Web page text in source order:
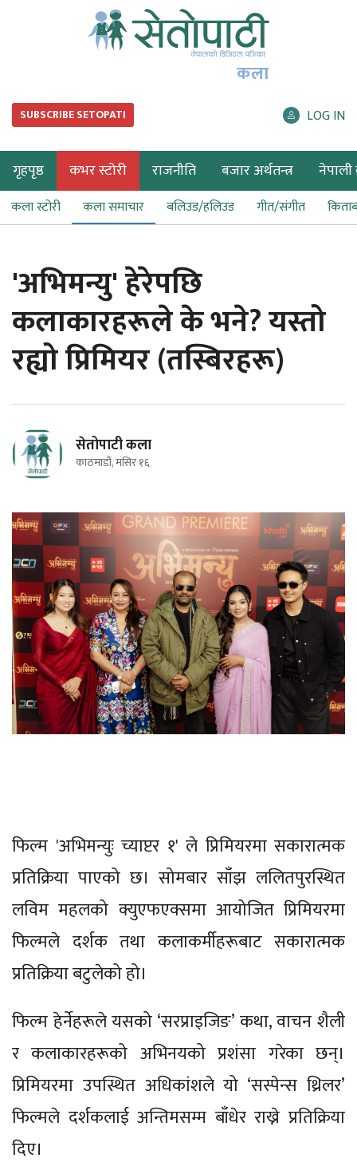
कला
SUBSCRIBE SETOPATI LOG IN
गृहपृष्ठ कभर स्टोरी राजनीति बजार अर्थतन्त्र नेपाली
कला स्टोरी कला समाचार बलिउड/हलिउड गीत/संगीत
'अभिमन्यु' हेरेपछि
कलाकारहरूले के भने? यस्तो
रह्यो प्रिमियर (तस्बिरहरू)
सेतोपाटी कला
काठमाडौं, मंसिर १६
फिल्म 'अभिमन्युः च्याप्टर १' ले प्रिमियरमा सकारात्मक
प्रतिक्रिया पाएको छ। सोमबार साँझ ललितपुरस्थित
लविम महलको क्युएफएक्समा आयोजित प्रिमियरमा
फिल्मले दर्शक तथा कलाकर्मीहरूबाट सकारात्मक
प्रतिक्रिया बटुलेको हो।
फिल्म हेर्नेहरूले यसको ‘सरप्राइजिङ’ कथा, वाचन शैली
र कलाकारहरूको अभिनयको प्रशंसा गरेका छन्।
प्रिमियरमा उपस्थित अधिकांशले यो ‘सस्पेन्स थ्रिलर’
फिल्मले दर्शकलाई अन्तिमसम्म बाँधेर राख्ने प्रतिक्रिया
दिए।